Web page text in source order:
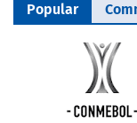
Popular